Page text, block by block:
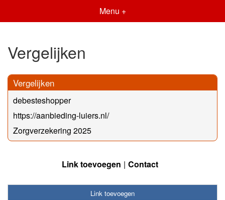
Menu +
Vergelijken
Vergelijken
debesteshopper
https://aanbieding-luiers.nl/
Zorgverzekering 2025
Link toevoegen Contact
Link toevoegen